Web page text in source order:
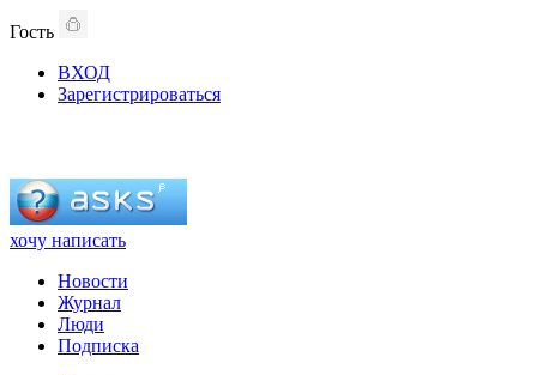
Гость
ВХОД
Зарегистрироваться
хочу написать
Новости
Журнал
Люди
Подписка